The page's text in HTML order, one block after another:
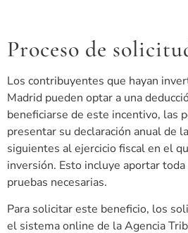
Proceso de
Los contribuyentes que hayan
Madrid pueden optar a una
beneficiarse de este incentivo, las
presentar su declaración anual de
siguientes al ejercicio fiscal en el
inversión. Esto incluye aportar
pruebas necesarias.
Para solicitar este beneficio, los
el sistema online de la Agencia